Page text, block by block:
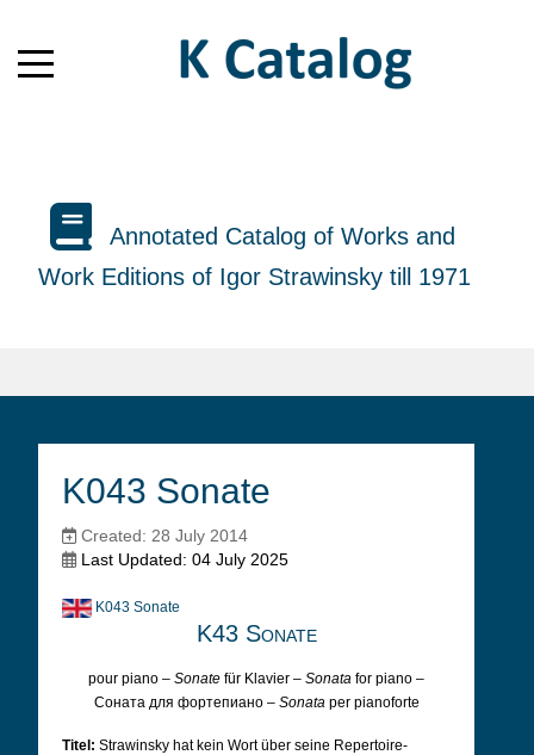
Annotated Catalog of Works and
Work Editions of Igor Strawinsky till 1971
K043 Sonate
Created: 28 July 2014
Last Updated: 04 July 2025
K043 Sonate
K43 Sonate
pour piano – Sonate für Klavier – Sonata for piano –
Соната для фортепиано – Sonata per pianoforte
Titel: Strawinsky hat kein Wort über seine Repertoire-